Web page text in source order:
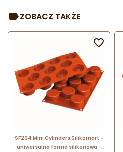
ZOBACZ TAKŻE
SF204 Mini Cylinders Silikomart -
uniwersalna forma silikonowa -
